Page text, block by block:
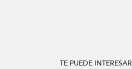
TE PUEDE INTERESAR